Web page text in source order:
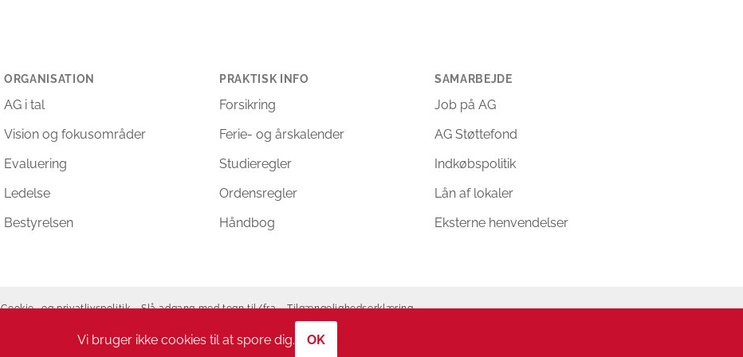
ORGANISATION
AG i tal
Vision og fokusområder
Evaluering
Ledelse
Bestyrelsen
PRAKTISK INFO
Forsikring
Ferie- og årskalender
Studieregler
Ordensregler
Håndbog
SAMARBEJDE
Job på AG
AG Støttefond
Indkøbspolitik
Lån af lokaler
Eksterne henvendelser
Cookie- og privatlivspolitik Slå adgang med tegn til/fra Tilgængelighedserklæring
Copyright 2026 © Allerød Gymnasium
Vi bruger ikke cookies til at spore dig. OK